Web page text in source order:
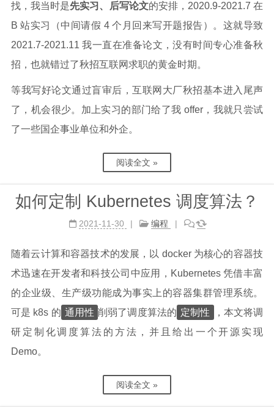
找，我当时是先实习、后写论文的安排，2020.9-2021.7 在
B 站实习（中间请假 4 个月回来写开题报告）。这就导致
2021.7-2021.11 我一直在准备论文，没有时间专心准备秋
招，也就错过了秋招互联网求职的黄金时期。
等我写好论文通过盲审后，互联网大厂秋招基本进入尾声
了，机会很少。加上实习的部门给了我 offer，我就只尝试
了一些国企事业单位和外企。
阅读全文 »
如何定制 Kubernetes 调度算法？
2021-11-30 编程
随着云计算和容器技术的发展，以 docker 为核心的容器技
术迅速在开发者和科技公司中应用，Kubernetes 凭借丰富
的企业级、生产级功能成为事实上的容器集群管理系统。
可是 k8s 的 通用性 削弱了调度算法的 定制性
，本文将调
研定制化调度算法的方法，并且给出一个开源实现
Demo。
阅读全文 »